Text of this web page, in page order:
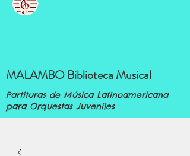
MALAMBO Biblioteca Musical
Partituras de Música Latinoamericana
para Orquestas Juveniles